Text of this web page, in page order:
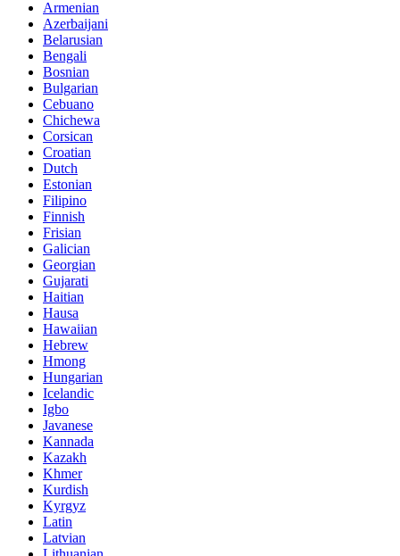
Armenian
Azerbaijani
Belarusian
Bengali
Bosnian
Bulgarian
Cebuano
Chichewa
Corsican
Croatian
Dutch
Estonian
Filipino
Finnish
Frisian
Galician
Georgian
Gujarati
Haitian
Hausa
Hawaiian
Hebrew
Hmong
Hungarian
Icelandic
Igbo
Javanese
Kannada
Kazakh
Khmer
Kurdish
Kyrgyz
Latin
Latvian